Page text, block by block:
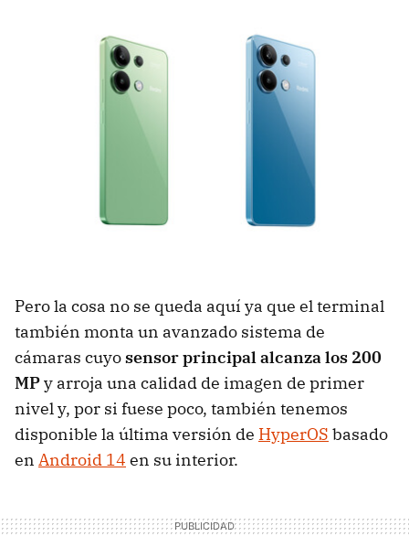
Pero la cosa no se queda aquí ya que el terminal
también monta un avanzado sistema de
cámaras cuyosensor principal alcanza los 200
MPy arroja una calidad de imagen de primer
nivel y, por si fuese poco, también tenemos
disponible la última versión de HyperOS basado
en Android 14 en su interior.